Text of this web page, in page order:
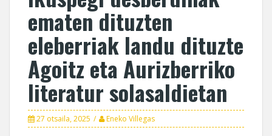
ematen dituzten
eleberriak landu dituzte
Agoitz eta Aurizberriko
literatur solasaldietan
27 otsaila, 2025 Eneko Villegas